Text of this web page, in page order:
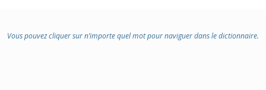
Vous pouvez cliquer sur n’importe quel mot pour naviguer dans le dictionnaire.